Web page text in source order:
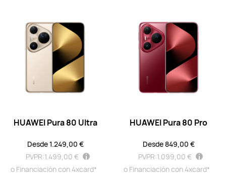
HUAWEI Mate X6
Desde 1.399,00 €
PVPR:
1.999,00 €
o Financiación con 4xcard*
Pura Series
HUAWEI Pura 80 Ultra
Desde 1.249,00 €
PVPR:1.499,00 €
o Financiación con 4xcard*
HUAWEI Pura 80 Pro
Desde 849,00 €
PVPR:1.099,00 €
o Financiación con 4xcard*